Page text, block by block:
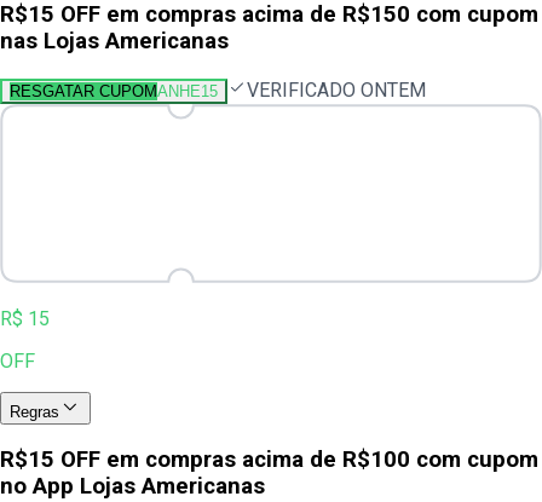
R$15 OFF em compras acima de R$150 com cupom
nas Lojas Americanas
RESGATAR CUPOMANHE15 VERIFICADO ONTEM
R$ 15
OFF
Regras
R$15 OFF em compras acima de R$100 com cupom
no App Lojas Americanas